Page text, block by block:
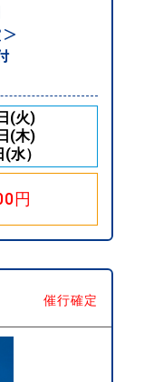
(火)
(木)
水）
円
催行確定